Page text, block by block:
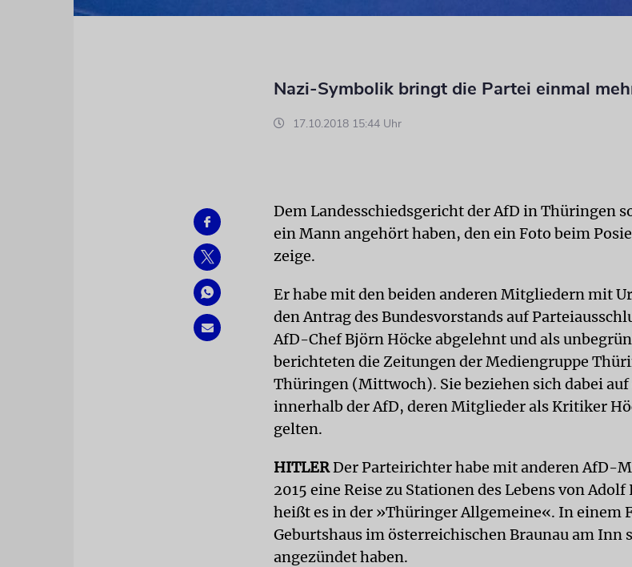
Nazi-Symbolik bringt die Partei einmal
17.10.2018 15:44 Uhr
Dem Landesschiedsgericht der AfD in Thüringen
ein Mann angehört haben, den ein Foto beim
zeige.
Er habe mit den beiden anderen Mitgliedern mit
den Antrag des Bundesvorstands auf
AfD-Chef Björn Höcke abgelehnt und als
berichteten die Zeitungen der Mediengruppe
Thüringen (Mittwoch). Sie beziehen sich dabei
innerhalb der AfD, deren Mitglieder als Kritiker
gelten.
HITLERDer Parteirichter habe mit anderen AfD-
2015 eine Reise zu Stationen des Lebens von
heißt es in der »Thüringer Allgemeine«. In einem
Geburtshaus im österreichischen Braunau am Inn
angezündet haben.